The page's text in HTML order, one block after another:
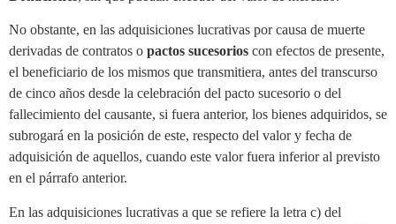
No obstante, en las adquisiciones lucrativas por causa de muerte
derivadas de contratos o pactos sucesorios con efectos de presente,
el beneficiario de los mismos que transmitiera, antes del transcurso
de cinco años desde la celebración del pacto sucesorio o del
fallecimiento del causante, si fuera anterior, los bienes adquiridos, se
subrogará en la posición de este, respecto del valor y fecha de
adquisición de aquellos, cuando este valor fuera inferior al previsto
en el párrafo anterior.
En las adquisiciones lucrativas a que se refiere la letra c) del